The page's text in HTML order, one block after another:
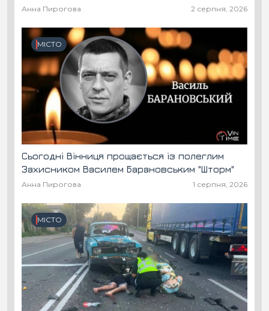
Анна Пирогова 2 серпня, 2026
МІСТО
Сьогодні Вінниця прощається із полеглим
Захисником Василем Барановським "Шторм"
Анна Пирогова 1 серпня, 2026
МІСТО